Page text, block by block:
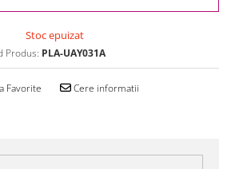
Stoc epuizat
Produs: PLA-UAY031A
Favorite Cere informatii